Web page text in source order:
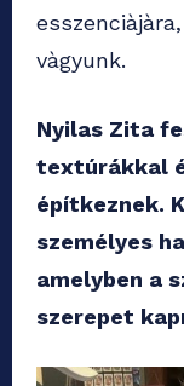
vàgyunk.
Nyilas Zita
textúrákkal
építkeznek.
személyes
amelyben a
szerepet